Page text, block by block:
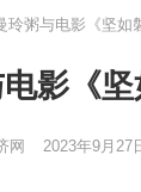
玲粥与电影《坚如
影《
网 2023年9月27